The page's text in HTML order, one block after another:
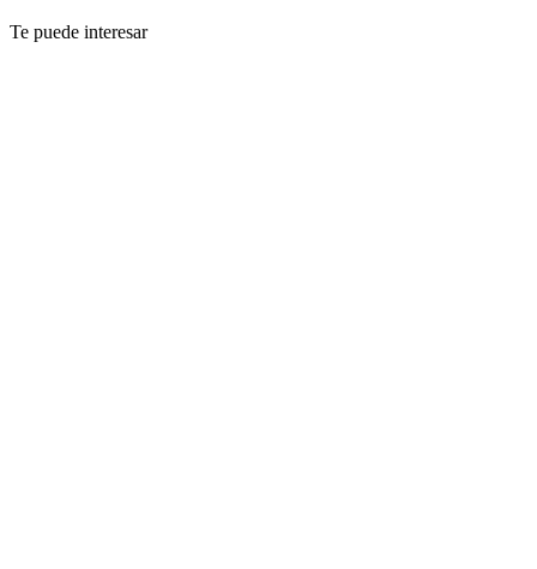
Te puede interesar